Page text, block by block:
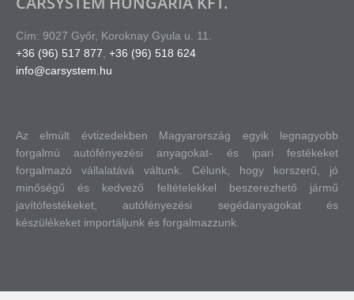
Cím: 9027 Győr, Koroknay Gyula u. 11.
+36 (96) 517 877 +36 (96) 518 624
info@carsystem.hu
Az elmúlt évtizedekben Magyarország egyik legnagyobb
forgalmú autófényezési anyagokat- és ipari festékeket
forgalmazó vállalatává váltunk. Célunk, hogy korszerű, jó
minőségű és kedvező feltételekkel beszerezhető jármű
javítófestékeket, autófényezési segédanyagokat és
készülékeket importáljunk és forgalmazzunk.